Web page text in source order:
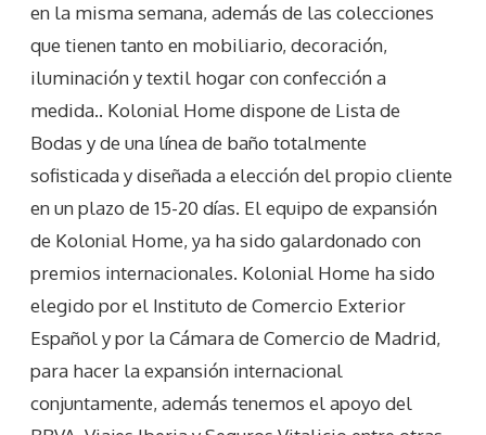
en la misma semana, además de las colecciones
que tienen tanto en mobiliario, decoración,
iluminación y textil hogar con confección a
medida.. Kolonial Home dispone de Lista de
Bodas y de una línea de baño totalmente
sofisticada y diseñada a elección del propio cliente
en un plazo de 15-20 días. El equipo de expansión
de Kolonial Home, ya ha sido galardonado con
premios internacionales. Kolonial Home ha sido
elegido por el Instituto de Comercio Exterior
Español y por la Cámara de Comercio de Madrid,
para hacer la expansión internacional
conjuntamente, además tenemos el apoyo del